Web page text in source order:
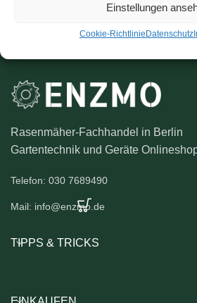
Einstellungen
Cookie-Richtlinie Datenschutz
Rasenmäher-Fachhandel in Berlin
Gartentechnik und Geräte
Telefon: 030 7689490
Mail: info@enzmo.de
TIPPS & TRICKS